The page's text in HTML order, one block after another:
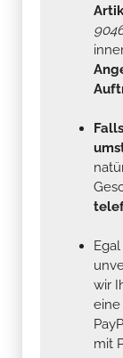
wir
mit